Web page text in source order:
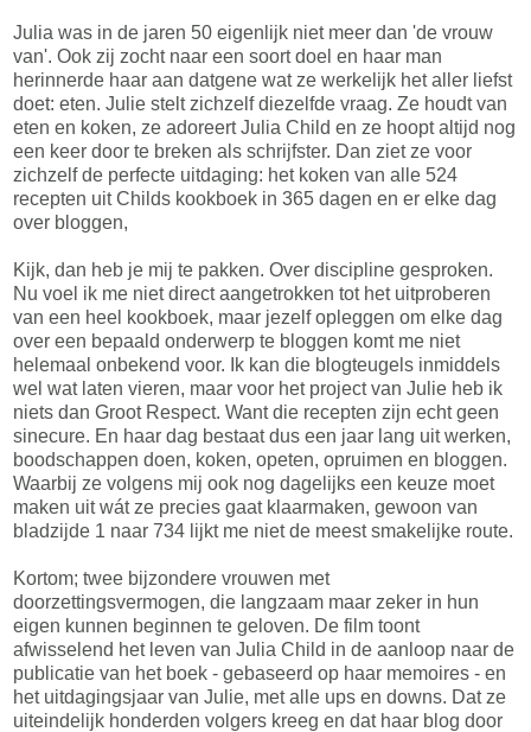
Julia was in de jaren 50 eigenlijk niet meer dan 'de vrouw
van'. Ook zij zocht naar een soort doel en haar man
herinnerde haar aan datgene wat ze werkelijk het aller liefst
doet: eten. Julie stelt zichzelf diezelfde vraag. Ze houdt van
eten en koken, ze adoreert Julia Child en ze hoopt altijd nog
een keer door te breken als schrijfster. Dan ziet ze voor
zichzelf de perfecte uitdaging: het koken van alle 524
recepten uit Childs kookboek in 365 dagen en er elke dag
over bloggen,
Kijk, dan heb je mij te pakken. Over discipline gesproken.
Nu voel ik me niet direct aangetrokken tot het uitproberen
van een heel kookboek, maar jezelf opleggen om elke dag
over een bepaald onderwerp te bloggen komt me niet
helemaal onbekend voor. Ik kan die blogteugels inmiddels
wel wat laten vieren, maar voor het project van Julie heb ik
niets dan Groot Respect. Want die recepten zijn echt geen
sinecure. En haar dag bestaat dus een jaar lang uit werken,
boodschappen doen, koken, opeten, opruimen en bloggen.
Waarbij ze volgens mij ook nog dagelijks een keuze moet
maken uit wát ze precies gaat klaarmaken, gewoon van
bladzijde 1 naar 734 lijkt me niet de meest smakelijke route.
Kortom; twee bijzondere vrouwen met
doorzettingsvermogen, die langzaam maar zeker in hun
eigen kunnen beginnen te geloven. De film toont
afwisselend het leven van Julia Child in de aanloop naar de
publicatie van het boek - gebaseerd op haar memoires - en
het uitdagingsjaar van Julie, met alle ups en downs. Dat ze
uiteindelijk honderden volgers kreeg en dat haar blog door